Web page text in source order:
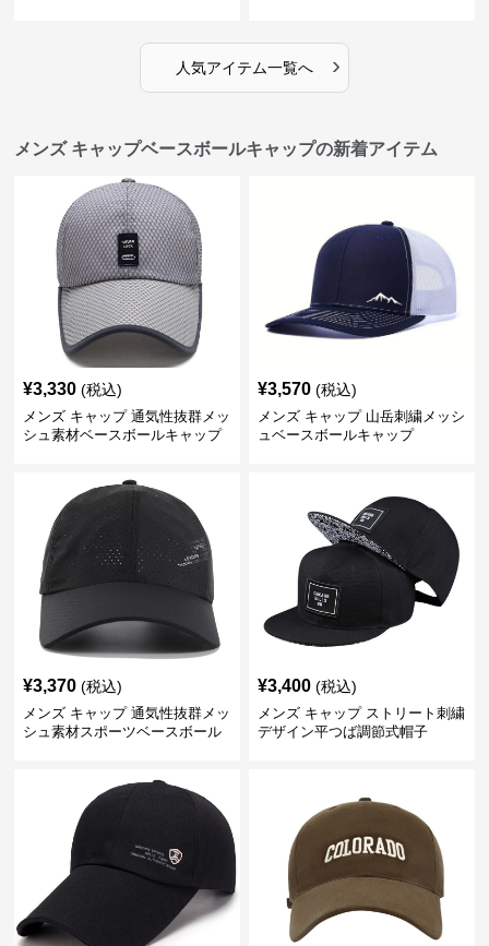
人気アイテム一覧へ ›
メンズ キャップベースボールキャップの新着アイテム
¥3,330 (税込)
メンズ キャップ 通気性抜群メッ
シュ素材ベースボールキャップ
¥3,570 (税込)
メンズ キャップ 山岳刺繍メッシ
ュベースボールキャップ
¥3,370 (税込)
メンズ キャップ 通気性抜群メッ
シュ素材スポーツベースボール
¥3,400 (税込)
メンズ キャップ ストリート刺繍
デザイン平つば調節式帽子